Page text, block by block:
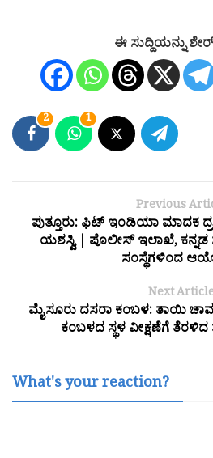
ಈ ಸುದ್ದಿಯನ್ನು
2 1
Previous
ಪುತ್ತೂರು: ಫಿಟ್ ಇಂಡಿಯಾ ಮಾದಕ
ಯಶಸ್ವಿ | ಪೊಲೀಸ್ ಇಲಾಖೆ,
ಸಂಸ್ಥೆಗಳಿಂದ
Next
ಮೈಸೂರು ದಸರಾ ಕಂಬಳ: ತಾಯಿ
ಕಂಬಳದ ಸ್ಥಳ ವೀಕ್ಷಣೆಗೆ
What's your reaction?